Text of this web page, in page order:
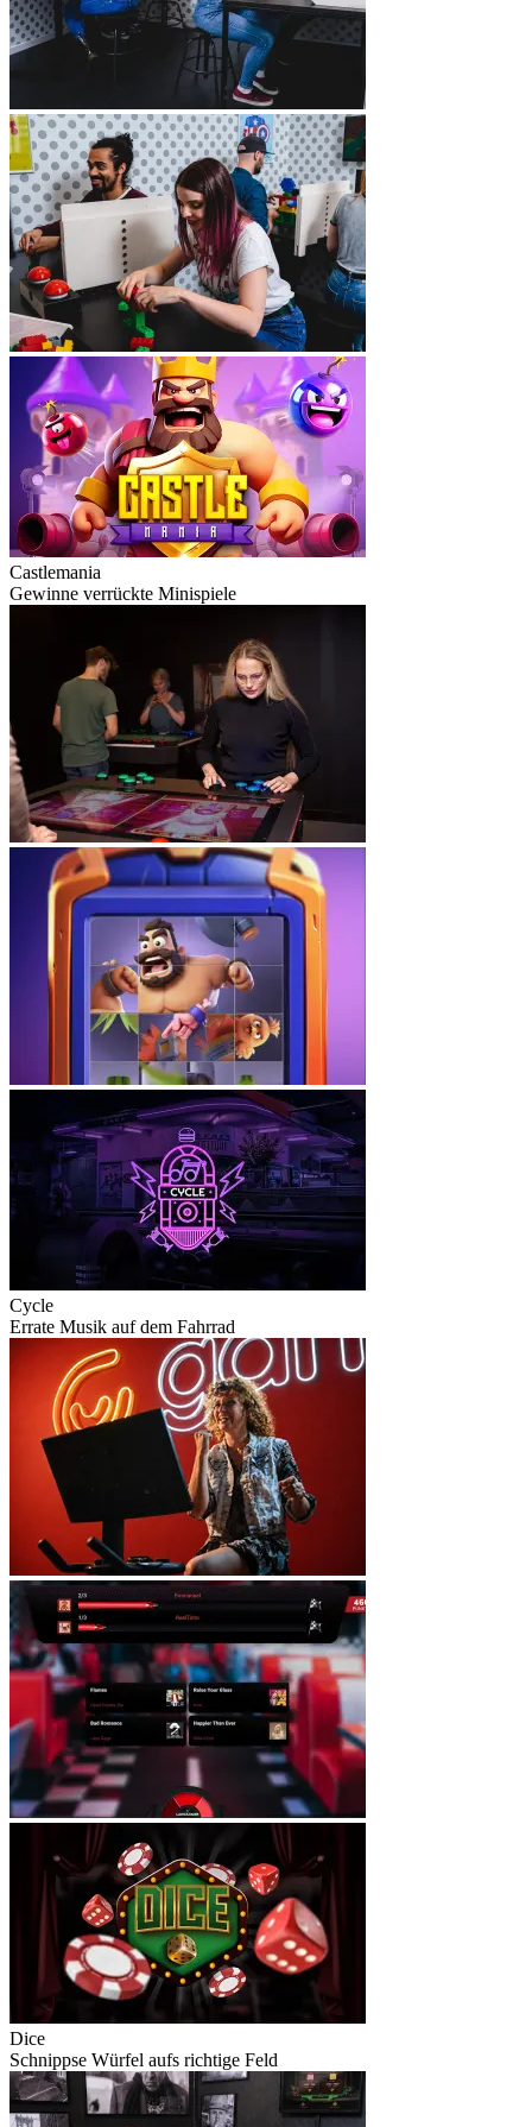
Castlemania
Gewinne verrückte Minispiele
Cycle
Errate Musik auf dem Fahrrad
Dice
Schnippse Würfel aufs richtige Feld